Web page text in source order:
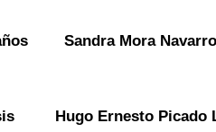
Sandra Mora Navarro
Hugo Ernesto Picado